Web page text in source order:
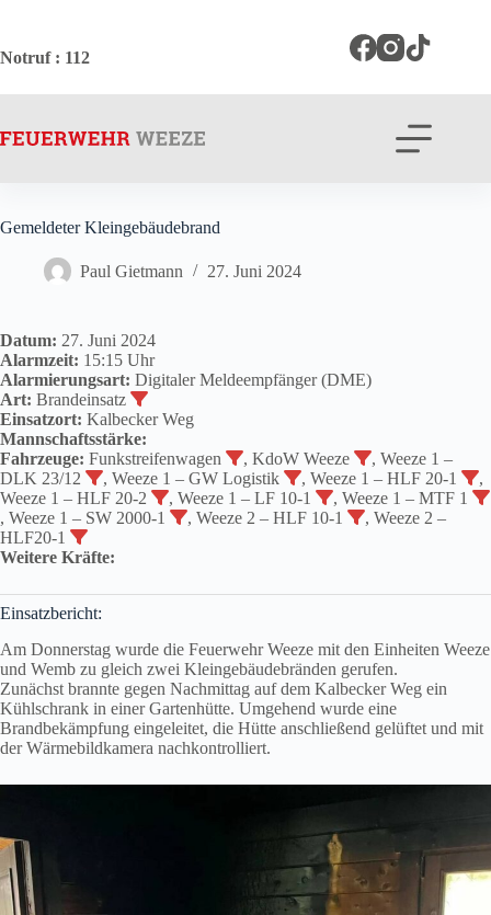
springen
Notruf: 112
Gemeldeter Kleingebäudebrand
Paul Gietmann 27. Juni 2024
Datum: 27. Juni 2024
Alarmzeit: 15:15 Uhr
Alarmierungsart: Digitaler Meldeempfänger (DME)
Art: Brandeinsatz
Einsatzort: Kalbecker Weg
Mannschaftsstärke:
Fahrzeuge: Funkstreifenwagen , KdoW Weeze
, Weeze 1 –
DLK 23/12
, Weeze 1 – GW Logistik , Weeze 1 – HLF 20-1
,
Weeze 1 – HLF 20-2
, Weeze 1 – LF 10-1
, Weeze 1 – MTF 1
, Weeze 1 – SW 2000-1
, Weeze 2 – HLF 10-1
, Weeze 2 –
HLF20-1
Weitere Kräfte:
Einsatzbericht:
Am Donnerstag wurde die Feuerwehr Weeze mit den Einheiten Weeze
und Wemb zu gleich zwei Kleingebäudebränden gerufen.
Zunächst brannte gegen Nachmittag auf dem Kalbecker Weg ein
Kühlschrank in einer Gartenhütte. Umgehend wurde eine
Brandbekämpfung eingeleitet, die Hütte anschließend gelüftet und mit
der Wärmebildkamera nachkontrolliert.